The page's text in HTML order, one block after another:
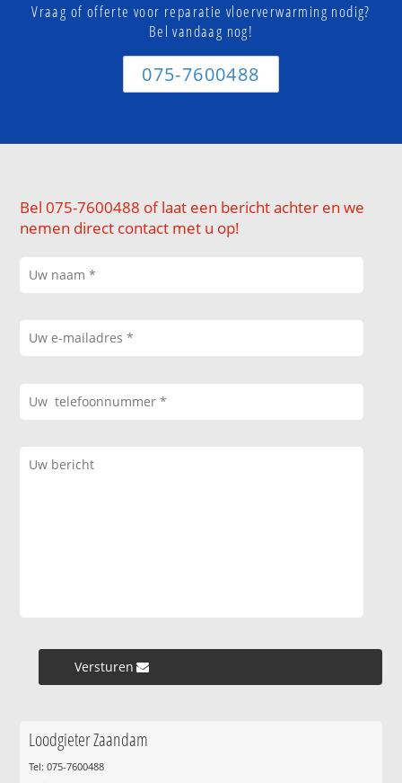
Vraag of offerte voor reparatie vloerverwarming nodig?
Bel vandaag nog!
075-7600488
Bel 075-7600488 of laat een bericht achter en we
nemen direct contact met u op!
Versturen »
Loodgieter Zaandam
Tel: 075-7600488